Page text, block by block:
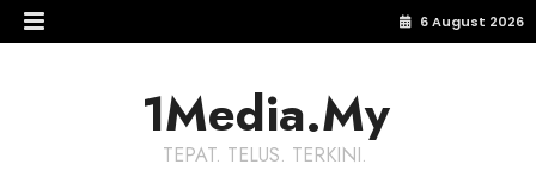
6 August 2026
1Media.My
TEPAT. TELUS. TERKINI.